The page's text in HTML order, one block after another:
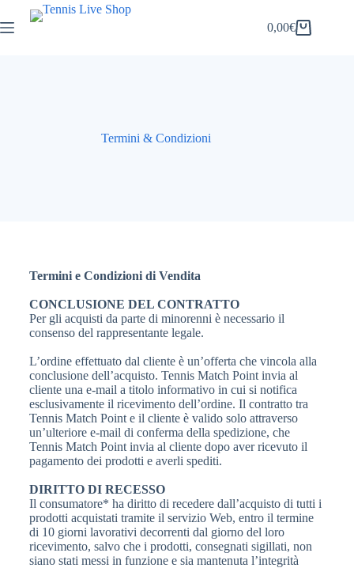
0,00€
Termini & Condizioni
Termini e Condizioni di Vendita
CONCLUSIONE DEL CONTRATTO
Per gli acquisti da parte di minorenni è necessario il
consenso del rappresentante legale.
L’ordine effettuato dal cliente è un’offerta che vincola alla
conclusione dell’acquisto. Tennis Match Point invia al
cliente una e-mail a titolo informativo in cui si notifica
esclusivamente il ricevimento dell’ordine. Il contratto tra
Tennis Match Point e il cliente è valido solo attraverso
un’ulteriore e-mail di conferma della spedizione, che
Tennis Match Point invia al cliente dopo aver ricevuto il
pagamento dei prodotti e averli spediti.
DIRITTO DI RECESSO
Il consumatore* ha diritto di recedere dall’acquisto di tutti i
prodotti acquistati tramite il servizio Web, entro il termine
di 10 giorni lavorativi decorrenti dal giorno del loro
ricevimento, salvo che i prodotti, consegnati sigillati, non
siano stati messi in funzione e sia mantenuta l’integrità